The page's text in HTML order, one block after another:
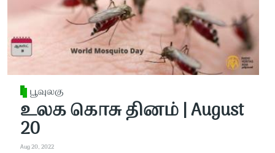
பூவுலகு
உலக கொசு தினம் | August
20
Aug 20, 2022